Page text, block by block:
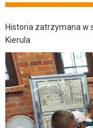
Historia zatrzymana w
Kierula